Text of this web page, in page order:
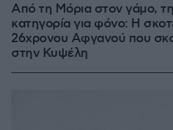
Από τη Μόρια στον γάμο,
κατηγορία για φόνο: Η
26χρονου Αφγανού που
στην Κυψέλη